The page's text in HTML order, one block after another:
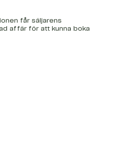
får säljarens
affär för att kunna boka